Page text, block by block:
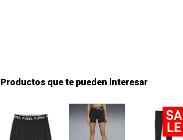
Productos que te pueden interesar